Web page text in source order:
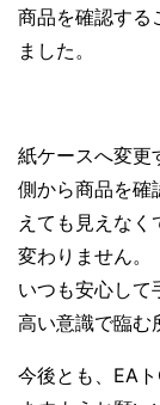
商品を確認する
ました。
紙ケースへ変更
側から商品を確
えても見えな
変わりません。
いつも安心して
高い意識で臨む
今後とも、EA